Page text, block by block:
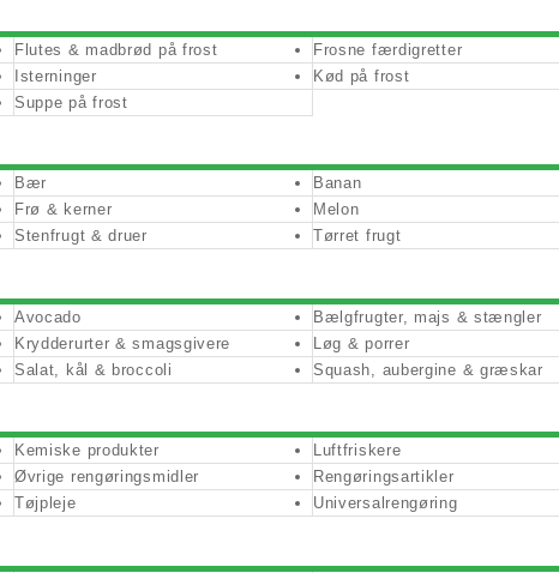
Flutes & madbrød på frost Frosne færdigretter
Isterninger Kød på frost
Suppe på frost
Bær Banan
Frø & kerner Melon
Stenfrugt & druer Tørret frugt
Avocado Bælgfrugter, majs & stængler
Krydderurter & smagsgivere Løg & porrer
Salat, kål & broccoli Squash, aubergine & græskar
Kemiske produkter Luftfriskere
Øvrige rengøringsmidler Rengøringsartikler
Tøjpleje Universalrengøring